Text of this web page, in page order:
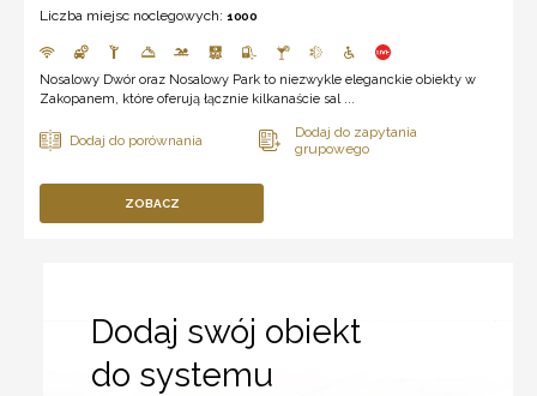
Liczba miejsc noclegowych: 1000
Nosalowy Dwór oraz Nosalowy Park to niezwykle eleganckie obiekty w
Zakopanem, które oferują łącznie kilkanaście sal ...
ZOBACZ
Dodaj swój obiekt
do systemu